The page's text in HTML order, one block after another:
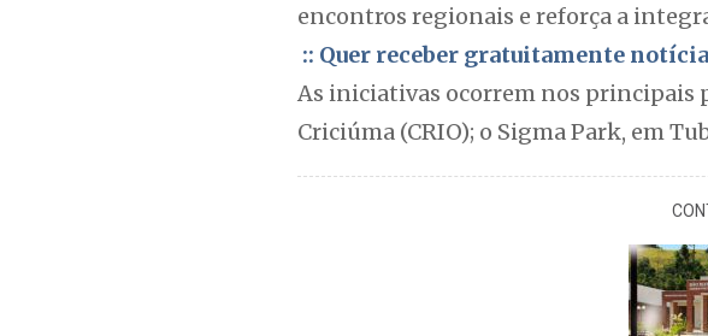
encontros regionais e reforça a
:: Quer receber gratuitamente
As iniciativas ocorrem nos principais
Criciúma (CRIO); o Sigma Park, em